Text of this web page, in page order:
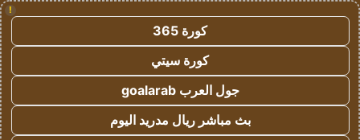
!
كورة 365
كورة سيتي
جول العرب goalarab
بث مباشر ريال مدريد اليوم